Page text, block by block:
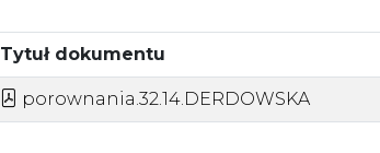
Tytuł dokumentu
porownania.32.14.DERDOWSKA